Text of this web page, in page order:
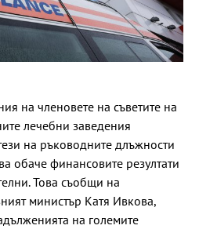
на членовете на съветите на
лечебни заведения
на ръководните длъжности
обаче финансовите резултати
Това съобщи на
министър Катя Ивкова,
на големите